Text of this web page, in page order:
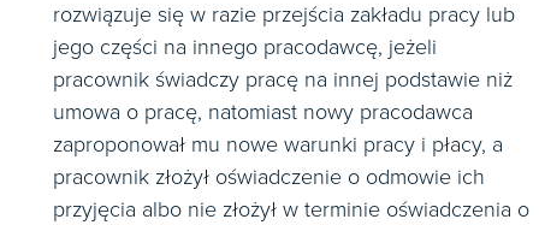
rozwiązuje się w razie przejścia zakładu pracy lub
jego części na innego pracodawcę, jeżeli
pracownik świadczy pracę na innej podstawie niż
umowa o pracę, natomiast nowy pracodawca
zaproponował mu nowe warunki pracy i płacy, a
pracownik złożył oświadczenie o odmowie ich
przyjęcia albo nie złożył w terminie oświadczenia o